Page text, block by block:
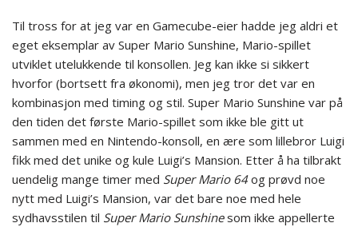
Til tross for at jeg var en Gamecube-eier hadde jeg aldri et
eget eksemplar av Super Mario Sunshine, Mario-spillet
utviklet utelukkende til konsollen. Jeg kan ikke si sikkert
hvorfor (bortsett fra økonomi), men jeg tror det var en
kombinasjon med timing og stil. Super Mario Sunshine var på
den tiden det første Mario-spillet som ikke ble gitt ut
sammen med en Nintendo-konsoll, en ære som lillebror Luigi
fikk med det unike og kule Luigi’s Mansion. Etter å ha tilbrakt
uendelig mange timer med Super Mario 64og prøvd noe
nytt med Luigi’s Mansion, var det bare noe med hele
sydhavsstilen til Super Mario Sunshinesom ikke appellerte